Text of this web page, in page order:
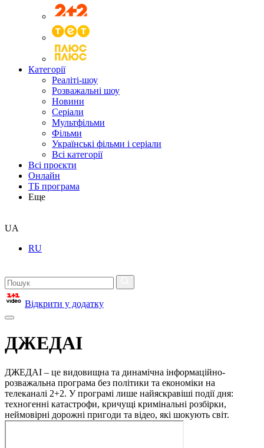
Категорії
Реаліті-шоу
Розважальні шоу
Новини
Серіали
Мультфільми
Фільми
Українські фільми і серіали
Всі категорії
Всі проєкти
Онлайн
ТБ програма
Еще
UA
RU
Відкрити у додатку
ДЖЕДАІ
ДЖЕДАІ – це видовищна та динамічна інформаційно-
розважальна програма без політики та економіки на
телеканалі 2+2. У програмі лише найяскравіші події дня:
техногенні катастрофи, кричущі кримінальні розбірки,
неймовірні дорожні пригоди та відео, які шокують світ.